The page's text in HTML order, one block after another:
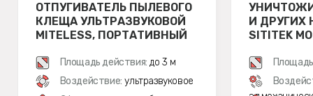
ОТПУГИВАТЕЛЬ ПЫЛЕВОГО
КЛЕЩА УЛЬТРАЗВУКОВОЙ
MITELESS, ПОРТАТИВНЫЙ
Площадь действия: до 3 м
Воздействие: ультразвуковое
И ДРУГИХ
SITITEK